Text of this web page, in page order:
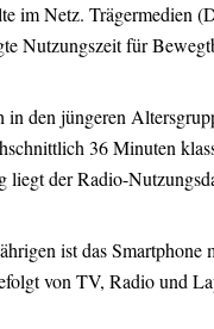
im Netz. Trägermedien
Nutzungszeit für
in den jüngeren
36 Minuten
liegt der Radio-
ist das Smartphone
von TV, Radio und